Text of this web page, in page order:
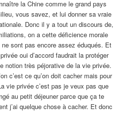
la Chine comme le grand pays
vous savez, et lui donner sa vraie
Donc il y a tout un discours de,
on a cette déficience morale
sont pas encore assez éduqués. Et
oui d’accord faudrait la protéger
notion très péjorative de la vie privée.
c’est ce qu’on doit cacher mais pour
vie privée c’est pas je veux pas que
au petit déjeuner parce que ça te
j’ai quelque chose à cacher. Et donc